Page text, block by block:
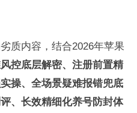
质内容，结合2026年苹果
风控底层解密、注册前置精
操、全场景疑难报错兜底
、长效精细化养号防封体